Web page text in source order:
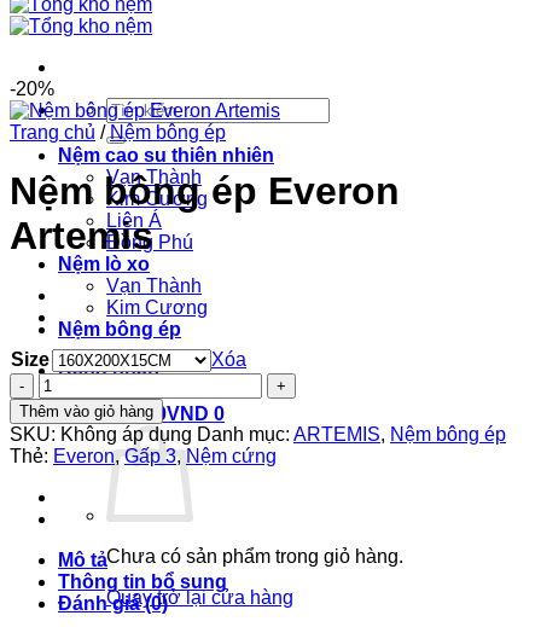
Tìm
kiếm:
Nệm cao su thiên nhiên
Vạn Thành
Kim Cương
Liên Á
Đồng Phú
Nệm lò xo
Vạn Thành
Kim Cương
Nệm bông ép
Đăng nhập
Giỏ hàng / 0VND 0
Chưa có sản phẩm trong giỏ hàng.
Quay trở lại cửa hàng
-20%
Trang chủ / Nệm bông ép
Nệm bông ép Everon
Artemis
Size
Xóa
Nệm
bông
ép
Everon
Artemis
số
lượng
Thêm vào giỏ hàng
SKU: Không áp dụng Danh mục: ARTEMIS, Nệm bông ép
Thẻ: Everon,Gấp 3,Nệm cứng
Mô tả
Thông tin bổ sung
Đánh giá (0)